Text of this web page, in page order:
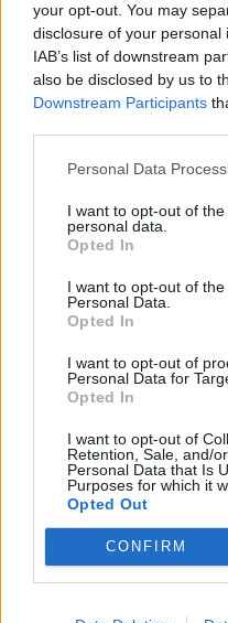
your opt-out. You may
disclosure of your
IAB’s list of downstream
also be disclosed by us to
Downstream Participants
Personal Data
I want to opt-out of
personal data.
Opted In
I want to opt-out of
Personal Data.
Opted In
I want to opt-out of
Personal Data for
Opted In
I want to opt-out of
Retention, Sale, and/
Personal Data that Is
Purposes for which it
Opted Out
CONFIRM
TAGS 4η δόση του εμβολίου
Βίκυ
Πού γίνονται δωρεάν rapid